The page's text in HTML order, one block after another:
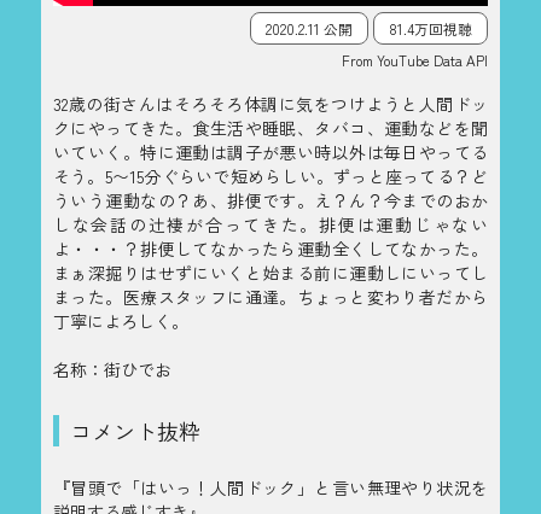
2020.2.11 公開
81.4万回視聴
From YouTube Data API
32歳の街さんはそろそろ体調に気をつけようと人間ドッ
クにやってきた。食生活や睡眠、タバコ、運動などを聞
いていく。特に運動は調子が悪い時以外は毎日やってる
そう。5〜15分ぐらいで短めらしい。ずっと座ってる？ど
ういう運動なの？あ、排便です。え？ん？今までのおか
しな会話の辻褄が合ってきた。排便は運動じゃない
よ・・・？排便してなかったら運動全くしてなかった。
まぁ深掘りはせずにいくと始まる前に運動しにいってし
まった。医療スタッフに通達。ちょっと変わり者だから
丁寧によろしく。
名称：街ひでお
コメント抜粋
『冒頭で「はいっ！人間ドック」と言い無理やり状況を